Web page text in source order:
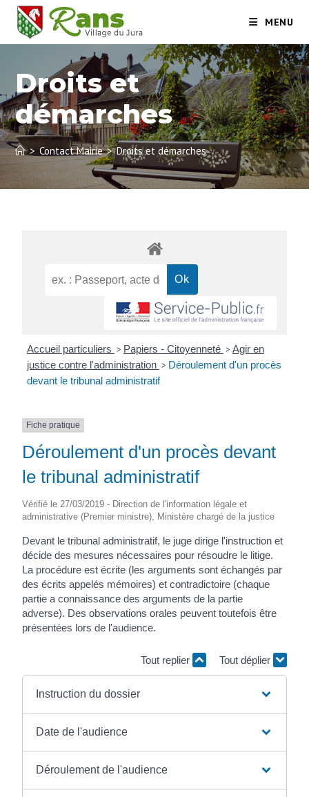
MENU
Droits et
démarches
> Contact Mairie > Droits et démarches
Accueil particuliers > Papiers - Citoyenneté > Agir en
justice contre l'administration > Déroulement d'un procès
devant le tribunal administratif
Fiche pratique
Déroulement d'un procès devant
le tribunal administratif
Vérifié le 27/03/2019 - Direction de l'information légale et
administrative (Premier ministre), Ministère chargé de la justice
Devant le tribunal administratif, le juge dirige l'instruction et
décide des mesures nécessaires pour résoudre le litige.
La procédure est écrite (les arguments sont échangés par
des écrits appelés mémoires) et contradictoire (chaque
partie a connaissance des arguments de la partie
adverse). Des observations orales peuvent toutefois être
présentées lors de l'audience.
Tout replier Tout déplier
Instruction du dossier
Date de l'audience
Déroulement de l'audience